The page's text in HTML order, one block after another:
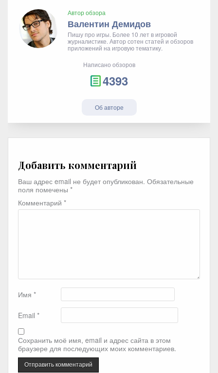
Автор обзора
Валентин Демидов
Пишу про игры. Более 10 лет в игровой
журналистике. Автор сотен статей и обзоров
приложений на игровую тематику.
Написано обзоров
4393
Об авторе
Добавить комментарий
Ваш адрес email не будет опубликован. Обязательные
поля помечены *
Комментарий *
Имя *
Email *
Сохранить моё имя, email и адрес сайта в этом
браузере для последующих моих комментариев.